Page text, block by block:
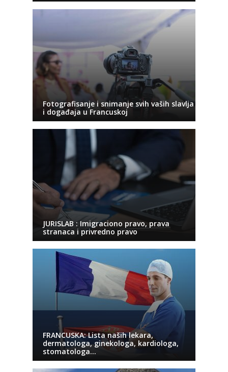
Fotografisanje i snimanje svih vaših slavlja
i događaja u Francuskoj
JURISLAB : Imigraciono pravo, prava
stranaca i privredno pravo
FRANCUSKA: Lista naših lekara,
dermatologa, ginekologa, kardiologa,
stomatologa…